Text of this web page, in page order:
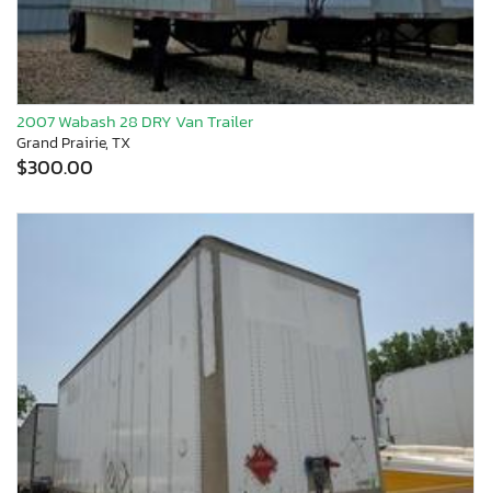
2007 Wabash 28 DRY Van Trailer
Grand Prairie, TX
$300.00